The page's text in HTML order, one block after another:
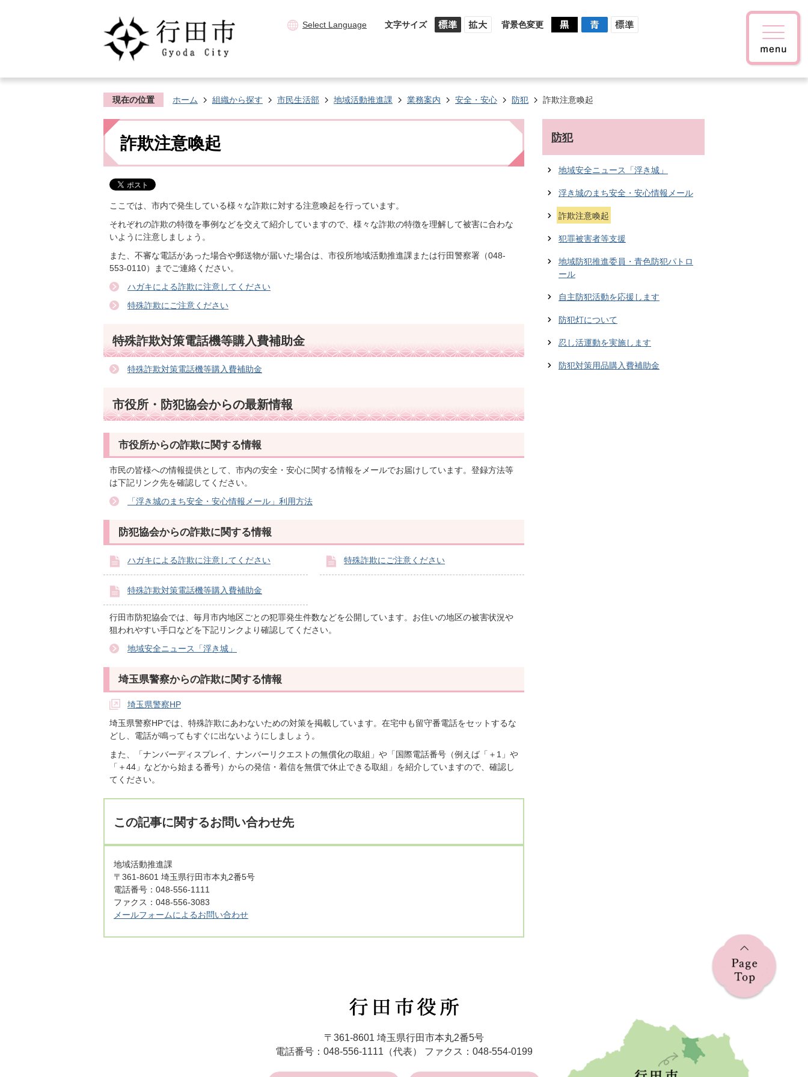
Select Language 文字サイズ 背景色変更
現在の位置 ホーム 組織から探す 市民生活部 地域活動推進課 業務案内 安全・安心 防犯 詐欺注意喚起
詐欺注意喚起
ここでは、市内で発生している様々な詐欺に対する注意喚起を行っています。
それぞれの詐欺の特徴を事例などを交えて紹介していますので、様々な詐欺の特徴を理解して被害に合わな
いように注意しましょう。
また、不審な電話があった場合や郵送物が届いた場合は、市役所地域活動推進課または行田警察署（048-
553-0110）までご連絡ください。
ハガキによる詐欺に注意してください
特殊詐欺にご注意ください
特殊詐欺対策電話機等購入費補助金
特殊詐欺対策電話機等購入費補助金
市役所・防犯協会からの最新情報
市役所からの詐欺に関する情報
市民の皆様への情報提供として、市内の安全・安心に関する情報をメールでお届けしています。登録方法等
は下記リンク先を確認してください。
「浮き城のまち安全・安心情報メール」利用方法
防犯協会からの詐欺に関する情報
ハガキによる詐欺に注意してください 特殊詐欺にご注意ください
特殊詐欺対策電話機等購入費補助金
行田市防犯協会では、毎月市内地区ごとの犯罪発生件数などを公開しています。お住いの地区の被害状況や
狙われやすい手口などを下記リンクより確認してください。
地域安全ニュース「浮き城」
埼玉県警察からの詐欺に関する情報
埼玉県警察HP
埼玉県警察HPでは、特殊詐欺にあわないための対策を掲載しています。在宅中も留守番電話をセットするな
どし、電話が鳴ってもすぐに出ないようにしましょう。
また、「ナンバーディスプレイ、ナンバーリクエストの無償化の取組」や「国際電話番号（例えば「＋1」や
「＋44」などから始まる番号）からの発信・着信を無償で休止できる取組」を紹介していますので、確認し
てください。
この記事に関するお問い合わせ先
地域活動推進課
〒361-8601 埼玉県行田市本丸2番5号
電話番号：048-556-1111
ファクス：048-556-3083
メールフォームによるお問い合わせ
防犯
地域安全ニュース「浮き城」
浮き城のまち安全・安心情報メール
詐欺注意喚起
犯罪被害者等支援
地域防犯推進委員・青色防犯パトロ
ール
自主防犯活動を応援します
防犯灯について
忍し活運動を実施します
防犯対策用品購入費補助金
行
田
役
所
〒361-8601 埼玉県行田市本丸2番5号
電話番号：048-556-1111（代表）
ファクス：048-554-0199